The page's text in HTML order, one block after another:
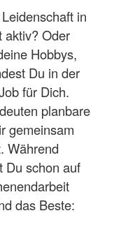
in
aktiv? Oder
Hobbys,
Du in der
für Dich.
planbare
gemeinsam
Während
Du schon auf
das Beste: